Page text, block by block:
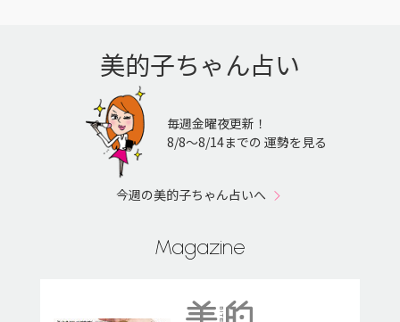
美的子ちゃん占い
毎週金曜夜更新！
8/8〜8/14までの 運勢を見る
今週の美的子ちゃん占いへ
Magazine